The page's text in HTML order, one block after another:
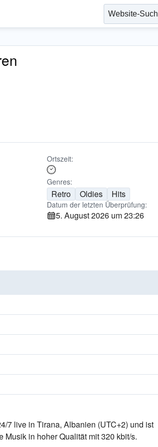
Ortszeit:
Genres:
Retro Oldies Hits
Datum der letzten Überprüfung:
5. August 2026 um 23:26
7 live in Tirana, Albanien (UTC+2) und ist
Musik in hoher Qualität mit 320 kbit/s.